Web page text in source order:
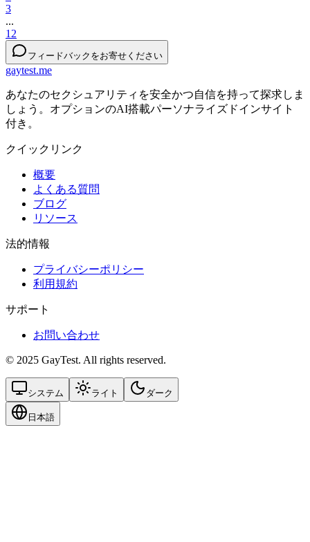
3
...
12
フィードバックをお寄せください
gaytest.me
あなたのセクシュアリティを安全かつ自信を持って探求しま
しょう。オプションのAI搭載パーソナライズドインサイト
付き。
クイックリンク
概要
よくある質問
ブログ
リソース
法的情報
プライバシーポリシー
利用規約
サポート
お問い合わせ
© 2025 GayTest. All rights reserved.
システム ライト ダーク
日本語